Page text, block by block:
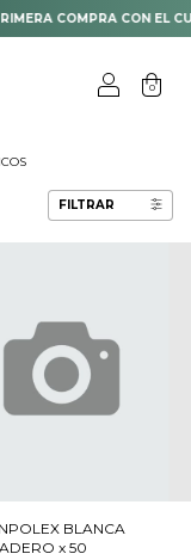
COMPRA CON EL
0
FILTRAR
BLANCA
x 50